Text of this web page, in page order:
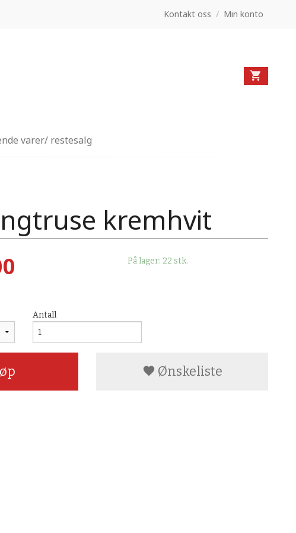
Kontakt oss / Min konto
varer/ restesalg
kremhvit
På lager: 22 stk.
Antall
Ønskeliste